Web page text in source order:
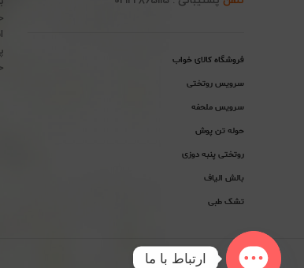
فروشگاه کالای خواب
سرویس روتختی
سرویس ملحفه
حوله تن پوش
روتختی پنبه دوزی
بالش الیاف
تشک طبی
ارتباط با ما